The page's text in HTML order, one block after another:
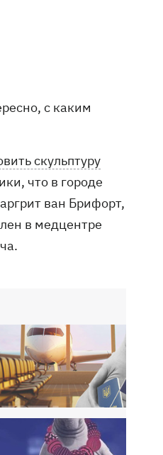
с каким
скульптуру
что в городе
ван Брифорт,
в медцентре